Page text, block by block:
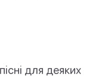
для деяких